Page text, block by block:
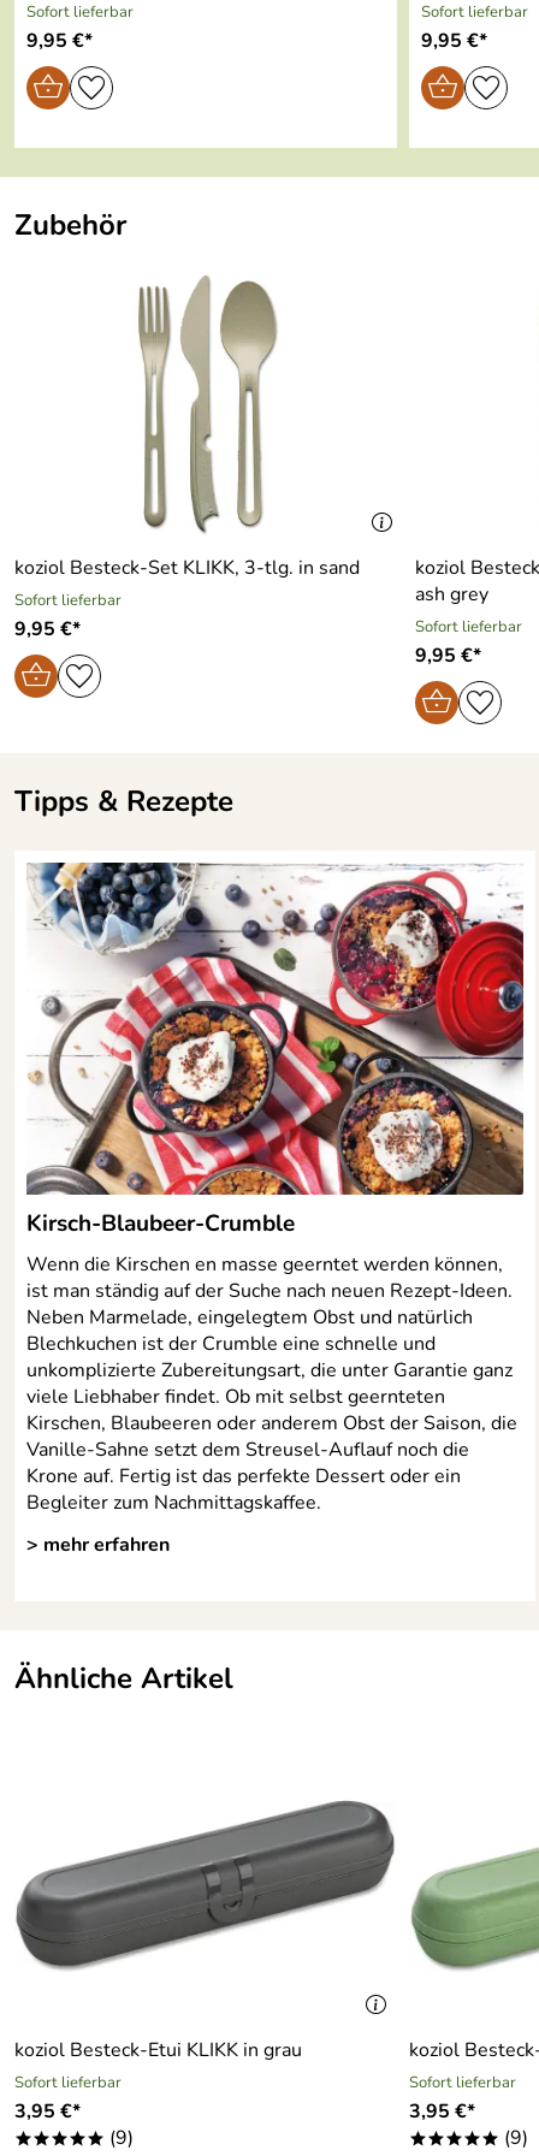
Kaufdatum: 26.02.2026
Bewertungsdatum: 17.03.2026
Sofort lieferbar
9,95 €*
Sofort lieferbar
9,95 €*
Zubehör
koziol Besteck-Set KLIKK, 3-tlg. in sand
Sofort lieferbar
9,95 €*
koziol
ash grey
Sofort lieferbar
9,95 €*
Tipps & Rezepte
Kirsch-Blaubeer-Crumble
Wenn die Kirschen en masse geerntet werden können,
ist man ständig auf der Suche nach neuen Rezept-Ideen.
Neben Marmelade, eingelegtem Obst und natürlich
Blechkuchen ist der Crumble eine schnelle und
unkomplizierte Zubereitungsart, die unter Garantie ganz
viele Liebhaber findet. Ob mit selbst geernteten
Kirschen, Blaubeeren oder anderem Obst der Saison, die
Vanille-Sahne setzt dem Streusel-Auflauf noch die
Krone auf. Fertig ist das perfekte Dessert oder ein
Begleiter zum Nachmittagskaffee.
> mehr erfahren
Ähnliche Artikel
koziol Besteck-Etui KLIKK in grau
Sofort lieferbar
3,95 €*
***** (9)
koziol
Sofort lieferbar
3,95 €*
***** (9)